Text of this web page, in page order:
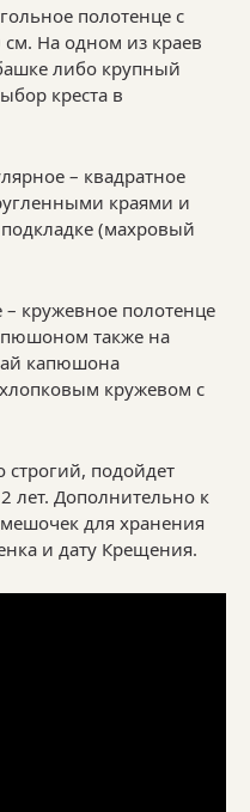
полотенце с
На одном из краев
либо крупный
креста в
– квадратное
краями и
(махровый
кружевное полотенце
также на
капюшона
кружевом с
строгий, подойдет
лет. Дополнительно к
для хранения
и дату Крещения.